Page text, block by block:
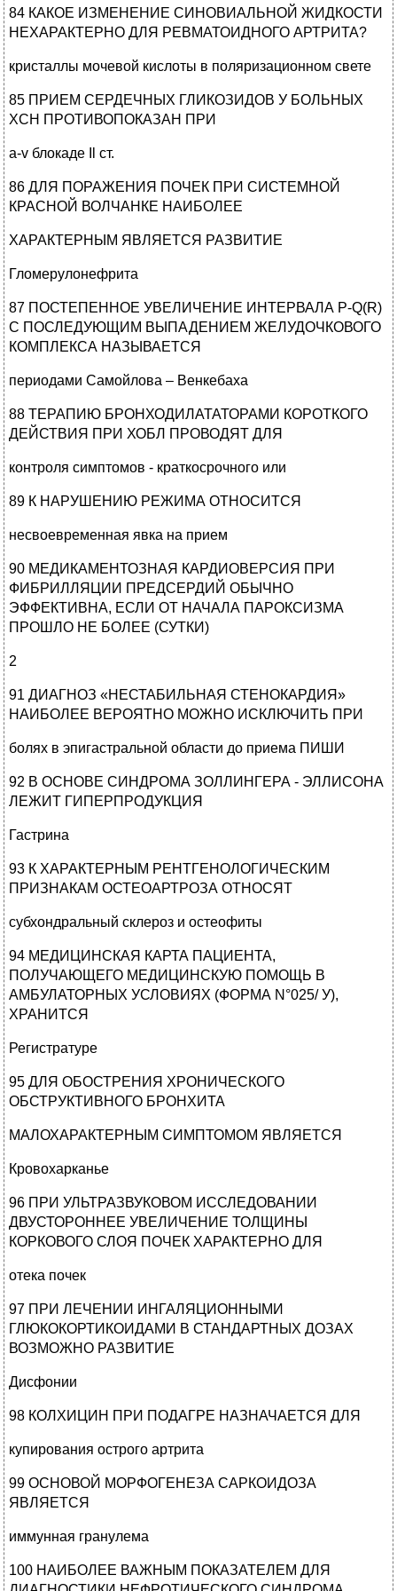
84 КАКОЕ ИЗМЕНЕНИЕ СИНОВИАЛЬНОЙ ЖИДКОСТИ
НЕХАРАКТЕРНО ДЛЯ РЕВМАТОИДНОГО АРТРИТА?
кристаллы мочевой кислоты в поляризационном свете
85 ПРИЕМ СЕРДЕЧНЫХ ГЛИКОЗИДОВ У БОЛЬНЫХ
XCH ПРОТИВОПОКАЗАН ПРИ
a-v блокаде Il ст.
86 ДЛЯ ПОРАЖЕНИЯ ПОЧЕК ПРИ СИСТЕМНОЙ
КРАСНОЙ ВОЛЧАНКЕ НАИБОЛЕЕ
ХАРАКТЕРНЫМ ЯВЛЯЕТСЯ РАЗВИТИЕ
Гломерулонефрита
87 ПОСТЕПЕННОЕ УВЕЛИЧЕНИЕ ИНТЕРВАЛА P-Q(R)
С ПОСЛЕДУЮЩИМ ВЫПАДЕНИЕМ ЖЕЛУДОЧКОВОГО
КОМПЛЕКСА НАЗЫВАЕТСЯ
периодами Самойлова – Венкебаха
88 ТЕРАПИЮ БРОНХОДИЛАТАТОРАМИ КОРОТКОГО
ДЕЙСТВИЯ ПРИ ХОБЛ ПРОВОДЯТ ДЛЯ
контроля симптомов - краткосрочного или
89 К НАРУШЕНИЮ РЕЖИМА ОТНОСИТСЯ
несвоевременная явка на прием
90 МЕДИКАМЕНТОЗНАЯ КАРДИОВЕРСИЯ ПРИ
ФИБРИЛЛЯЦИИ ПРЕДСЕРДИЙ ОБЫЧНО
ЭФФЕКТИВНА, ЕСЛИ ОТ НАЧАЛА ПАРОКСИЗМА
ПРОШЛО НЕ БОЛЕЕ (СУТКИ)
2
91 ДИАГНОЗ «НЕСТАБИЛЬНАЯ СТЕНОКАРДИЯ»
НАИБОЛЕЕ ВЕРОЯТНО МОЖНО ИСКЛЮЧИТЬ ПРИ
болях в эпигастральной области до приема ПИШИ
92 В ОСНОВЕ СИНДРОМА ЗОЛЛИНГЕРА - ЭЛЛИСОНА
ЛЕЖИТ ГИПЕРПРОДУКЦИЯ
Гастрина
93 К ХАРАКТЕРНЫМ РЕНТГЕНОЛОГИЧЕСКИМ
ПРИЗНАКАМ ОСТЕОАРТРОЗА ОТНОСЯТ
субхондральный склероз и остеофиты
94 МЕДИЦИНСКАЯ КАРТА ПАЦИЕНТА,
ПОЛУЧАЮЩЕГО МЕДИЦИНСКУЮ ПОМОЩЬ В
АМБУЛАТОРНЫХ УСЛОВИЯХ (ФОРМА N°025/ У),
ХРАНИТСЯ
Регистратуре
95 ДЛЯ ОБОСТРЕНИЯ ХРОНИЧЕСКОГО
ОБСТРУКТИВНОГО БРОНХИТА
МАЛОХАРАКТЕРНЫМ СИМПТОМОМ ЯВЛЯЕТСЯ
Кровохарканье
96 ПРИ УЛЬТРАЗВУКОВОМ ИССЛЕДОВАНИИ
ДВУСТОРОННЕЕ УВЕЛИЧЕНИЕ ТОЛЩИНЫ
КОРКОВОГО СЛОЯ ПОЧЕК ХАРАКТЕРНО ДЛЯ
отека почек
97 ПРИ ЛЕЧЕНИИ ИНГАЛЯЦИОННЫМИ
ГЛЮКОКОРТИКОИДАМИ В СТАНДАРТНЫХ ДОЗАХ
ВОЗМОЖНО РАЗВИТИЕ
Дисфонии
98 КОЛХИЦИН ПРИ ПОДАГРЕ НАЗНАЧАЕТСЯ ДЛЯ
купирования острого артрита
99 ОСНОВОЙ МОРФОГЕНЕЗА САРКОИДОЗА
ЯВЛЯЕТСЯ
иммунная гранулема
100 НАИБОЛЕЕ ВАЖНЫМ ПОКАЗАТЕЛЕМ ДЛЯ